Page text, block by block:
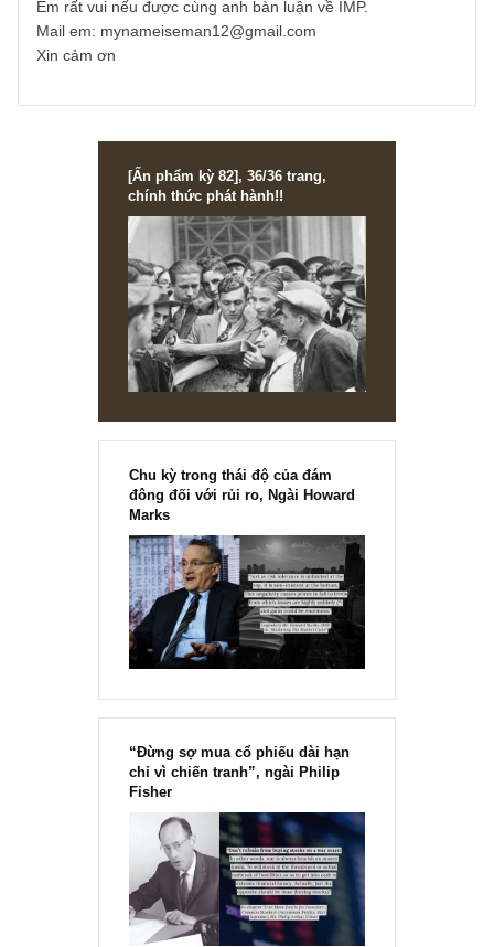
Cám ơn anh rất nhiều và chúc anh một tuần làm việc
công!
S.A.F.E
Đặng Vĩnh Tường
16/10/2017 at 6:37 PM
Cám ơn team rất nhiều,
hiện mình đang xem xét đa dạng hóa danh mục một ít
khuyến nghị của team, vẫn giữ IMP là chủ đạo, hy vọng
không thành công cũng thành danh.
Chúc team một tuần trading nhiều thành công nhé !!!
21/04/2018 at 12:13 AM
Hi anh Tường
Em rất vui nếu được cùng anh bàn luận về IMP.
Mail em: mynameiseman12@gmail.com
Xin cảm ơn
[Ấn phẩm kỳ 82], 36/36 trang,
chính thức phát hành!!